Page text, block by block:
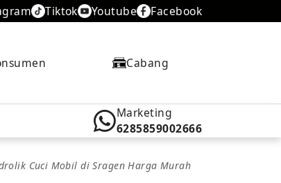
Tiktok Youtube Facebook
Cabang
Marketing
6285859002666
Cuci Mobil di Sragen Harga Murah